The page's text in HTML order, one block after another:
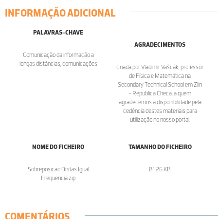
INFORMAÇÃO ADICIONAL
PALAVRAS-CHAVE
Comunicação da informação a
longas distâncias, comunicações
AGRADECIMENTOS
Criada por Vladimir Vašcák, professor
de Física e Matemática na
Secondary Technical School em Zlin
- Republica Checa, a quem
agradecemos a disponibilidade pela
cedência destes materiais para
utilização no nosso portal.
NOME DO FICHEIRO
Sobreposicao Ondas Igual
Frequencia.zip
TAMANHO DO FICHEIRO
81.26 KB
COMENTÁRIOS